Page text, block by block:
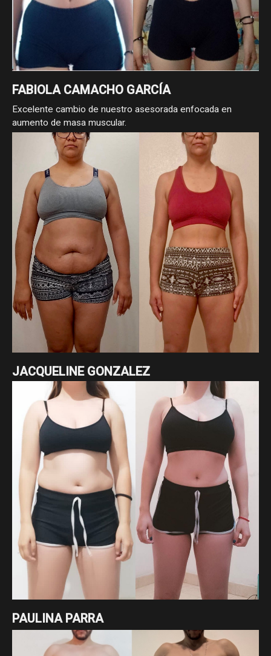
FABIOLA CAMACHO GARCÍA
Excelente cambio de nuestro asesorada enfocada en
aumento de masa muscular.
JACQUELINE GONZALEZ
Un cambio radical de nuestra asesorada Jacqueline
Gonzalez enfocado en pérdida de grasa
PAULINA PARRA
Excelente cambio de nuestra asesorada Paulina Parra en
tan solo 7 meses enfocados en un déficit cálorico